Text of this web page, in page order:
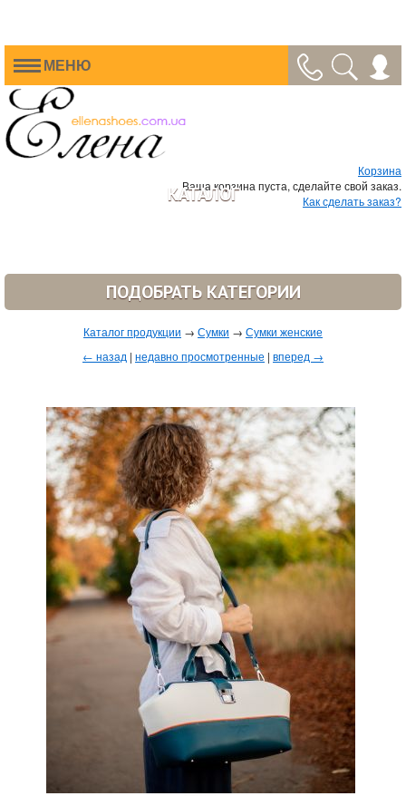
МЕНЮ
Корзина
Ваша корзина пуста, сделайте свой заказ.
Как сделать заказ?
КАТАЛОГ
ПОДОБРАТЬ КАТЕГОРИИ
Каталог продукции → Сумки → Сумки женские
← назад | недавно просмотренные | вперед →